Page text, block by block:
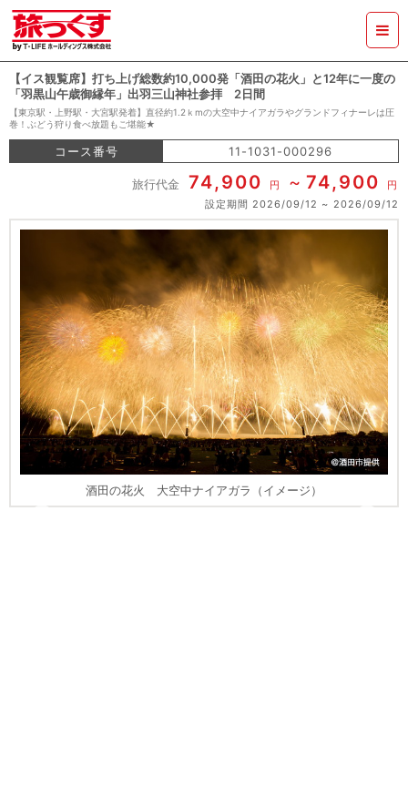
【イス観覧席】打ち上げ総数約10,000発「酒田の花火」と12年に一度の
「羽黒山午歳御縁年」出羽三山神社参拝 2日間
【東京駅・上野駅・大宮駅発着】直径約1.2ｋmの大空中ナイアガラやグランドフィナーレは圧
巻！ぶどう狩り食べ放題もご堪能★
コース番号 11-1031-000296
旅行代金 74,900 円 74,900
円
設定期間 2026/09/12 2026/09/12
酒田の花火 大空中ナイアガラ（イメージ）